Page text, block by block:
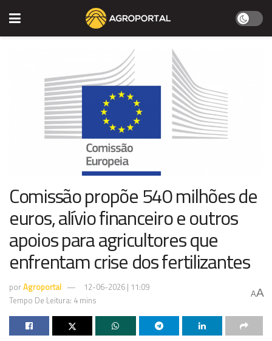
Comissão propõe 540 milhões de
euros, alívio financeiro e outros
apoios para agricultores que
enfrentam crise dos fertilizantes
porAgroportal
12-06-2026 | 11:09
Tempo De Leitura: 4 mins
AA